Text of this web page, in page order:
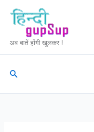
content
अब बातें होंगी खुलकर !
Search